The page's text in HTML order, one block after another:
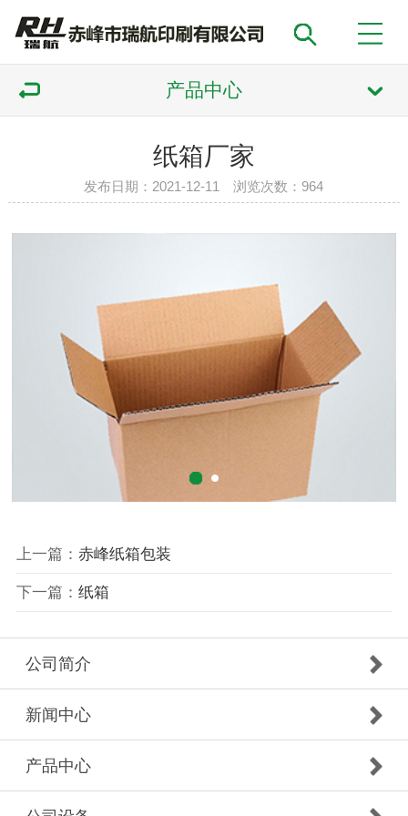
产品中心
纸箱厂家
发布日期：2021-12-11 浏览次数： 964
上一篇： 赤峰纸箱包装
下一篇： 纸箱
公司简介
新闻中心
产品中心